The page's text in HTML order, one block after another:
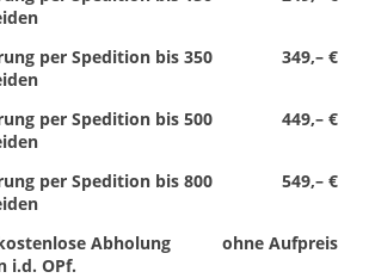
349,– €
per Spedition bis 350
449,– €
per Spedition bis 500
549,– €
per Spedition bis 800
ohne Aufpreis
Abholung
i.d. OPf.